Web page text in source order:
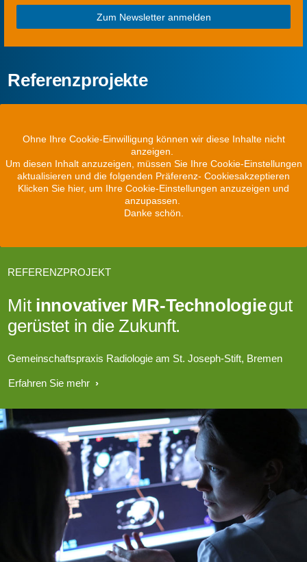
Zum Newsletter anmelden
Referenzprojekte
Ohne Ihre Cookie-Einwilligung können wir diese Inhalte nicht
anzeigen.
Um diesen Inhalt anzuzeigen, müssen Sie Ihre Cookie-Einstellungen
aktualisieren und die folgenden Präferenz- Cookiesakzeptieren
Klicken Sie hier, um Ihre Cookie-Einstellungen anzuzeigen und
anzupassen.
Danke schön.
REFERENZPROJEKT
Mitinnovativer MR-Technologiegut
gerüstet in die Zukunft.
Gemeinschaftspraxis Radiologie am St. Joseph-Stift, Bremen
Erfahren Sie mehr